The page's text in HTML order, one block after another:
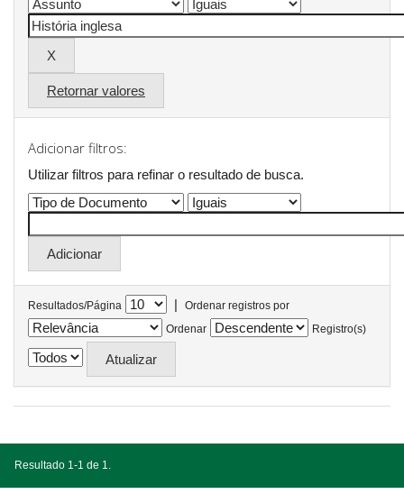
Retornar valores
Adicionar filtros:
Utilizar filtros para refinar o resultado de busca.
Resultados/Página |
Ordenar registros por
Ordenar
Registro(s)
Resultado 1-1 de 1.